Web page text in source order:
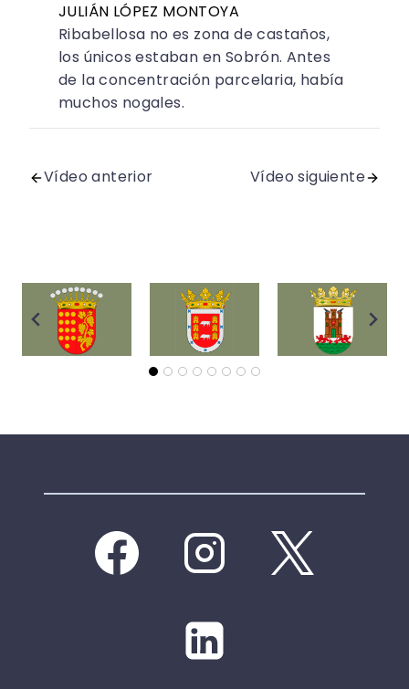
JULIÁN LÓPEZ MONTOYA
Ribabellosa no es zona de castaños,
los únicos estaban en Sobrón. Antes
de la concentración parcelaria, había
muchos nogales.
Vídeo anterior Vídeo siguiente